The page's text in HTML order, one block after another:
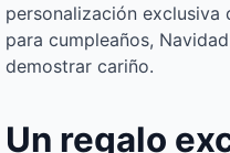
personalización exclusiva
para cumpleaños,
demostrar cariño.
Un regalo